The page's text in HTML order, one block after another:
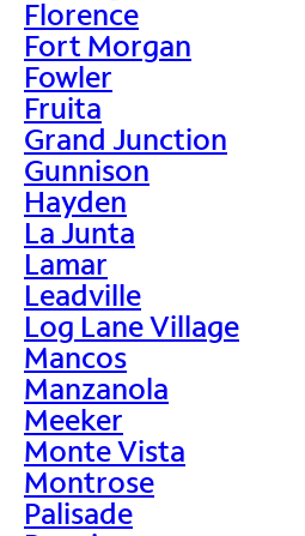
Florence
Fort Morgan
Fowler
Fruita
Grand Junction
Gunnison
Hayden
La Junta
Lamar
Leadville
Log Lane Village
Mancos
Manzanola
Meeker
Monte Vista
Montrose
Palisade